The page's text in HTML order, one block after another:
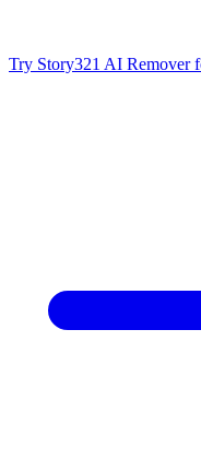
Try Story321 AI Remover